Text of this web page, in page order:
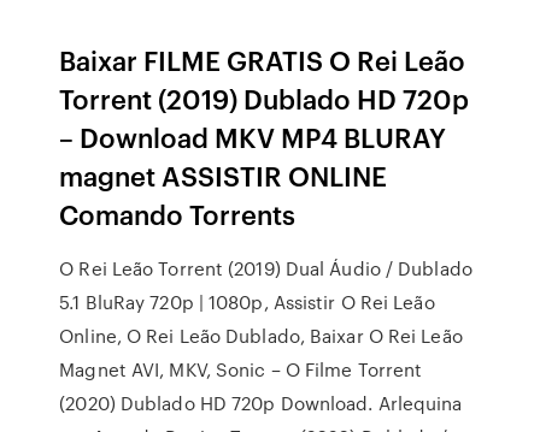
Baixar FILME GRATIS O Rei Leão
Torrent (2019) Dublado HD 720p
– Download MKV MP4 BLURAY
magnet ASSISTIR ONLINE
Comando Torrents
O Rei Leão Torrent (2019) Dual Áudio / Dublado
5.1 BluRay 720p | 1080p, Assistir O Rei Leão
Online, O Rei Leão Dublado, Baixar O Rei Leão
Magnet AVI, MKV, Sonic – O Filme Torrent
(2020) Dublado HD 720p Download. Arlequina